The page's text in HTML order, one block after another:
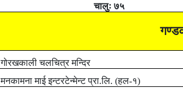
चालुः ७५
गोरखकाली चलचित्र मन्दिर
मनकामना माई इन्टरटेन्मेन्ट प्रा.लि. (हल-१)